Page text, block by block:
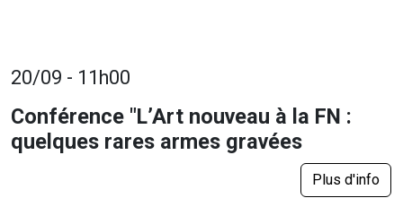
20/09 - 11h00
Conférence "L’Art nouveau à la FN :
quelques rares armes gravées
Plus d'info